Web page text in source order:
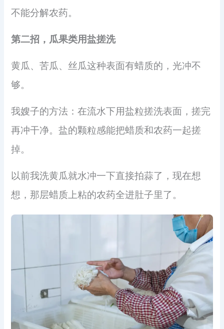
不能分解农药。
第二招，瓜果类用盐搓洗
黄瓜、苦瓜、丝瓜这种表面有蜡质的，光冲不
够。
我嫂子的方法：在流水下用盐粒搓洗表面，搓完
再冲干净。盐的颗粒感能把蜡质和农药一起搓
掉。
以前我洗黄瓜就水冲一下直接拍蒜了，现在想
想，那层蜡质上粘的农药全进肚子里了。